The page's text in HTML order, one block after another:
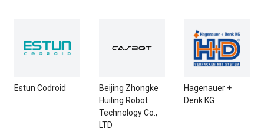
Estun Codroid
Beijing Zhongke
Huiling Robot
Technology Co.,
LTD
Hagenauer +
Denk KG